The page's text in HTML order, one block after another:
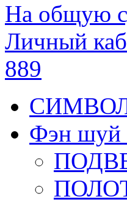
На общую
Личный
889
СИМВОЛ
Фэн шуй